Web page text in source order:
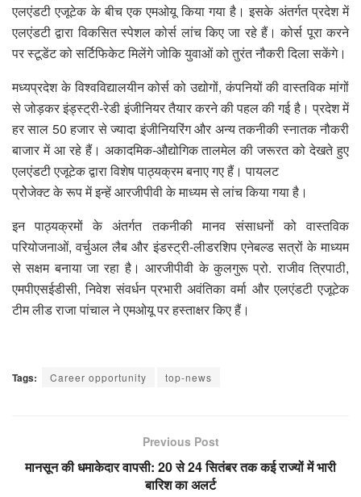
एलएंडटी एजूटेक के बीच एक एमओयू किया गया है। इसके अंतर्गत प्रदेश में
एलएंडटी द्वारा विकसित स्पेशल कोर्स लांच किए जा रहे हैं। कोर्स पूरा करने
पर स्टूडेंट को सर्टिफिकेट मिलेंगे जोकि युवाओं को तुरंत नौकरी दिला सकेंगे।
मध्यप्रदेश के विश्वविद्यालयीन कोर्स को उद्योगों, कंपनियों की वास्तविक मांगों
से जोड़कर इंड्स्ट्री-रेडी इंजीनियर तैयार करने की पहल की गई है। प्रदेश में
हर साल 50 हजार से ज्यादा इंजीनियरिंग और अन्य तकनीकी स्नातक नौकरी
बाजार में आ रहे हैं। अकादमिक-औद्योगिक तालमेल की जरूरत को देखते हुए
एलएंडटी एजूटेक द्वारा विशेष पाठ्यक्रम बनाए गए हैं। पायलट
प्रोेजेक्ट के रूप में इन्हें आरजीपीवी के माध्यम से लांच किया गया है।
इन पाठ्यक्रमों के अंतर्गत तकनीकी मानव संसाधनों को वास्तविक
परियोजनाओं, वर्चुअल लैब और इंडस्ट्री-लीडरशिप एनेबल्ड सत्रों के माध्यम
से सक्षम बनाया जा रहा है। आरजीपीवी के कुलगुरू प्रो. राजीव त्रिपाठी,
एमपीएसईडीसी, निवेश संवर्धन प्रभारी अवंतिका वर्मा और एलएंडटी एजूटेक
टीम लीड राजा पांचाल ने एमओयू पर हस्ताक्षर किए हैं।
Tags: Career opportunity top-news
Previous Post
मानसून की धमाकेदार वापसी: 20 से 24 सितंबर तक कई राज्यों में भारी
बारिश का अलर्ट